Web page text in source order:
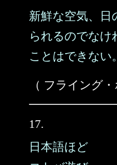
新鮮な空気、日
られるのでなけ
ことはできない。
（ フライング・
17.
日本語ほど